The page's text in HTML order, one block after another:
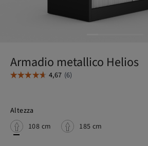
Armadio metallico Helios
Altezza
108 cm
185 cm